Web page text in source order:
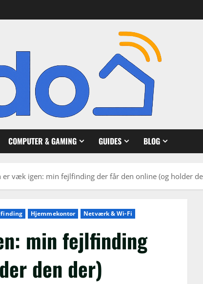
COMPUTER & GAMING GUIDES BLOG
er væk igen: min fejlfinding der får den online (og holder
Hjemmekontor Netværk & Wi‑Fi
min fejlfinding
den der)